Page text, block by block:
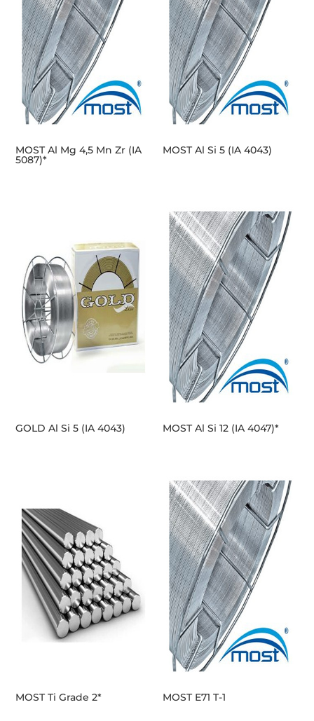
MOST Al Mg 4,5 Mn Zr (IA
5087)*
MOST Al Si 5 (IA 4043)
GOLD Al Si 5 (IA 4043) MOST Al Si 12 (IA 4047)*
MOST Ti Grade 2* MOST E71 T-1